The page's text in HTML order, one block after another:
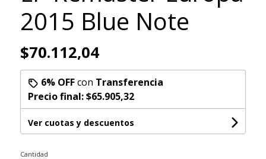
2015 Blue Note
$70.112,04
6% OFFcon Transferencia
Precio final:$65.905,32
Ver cuotas y descuentos
Cantidad